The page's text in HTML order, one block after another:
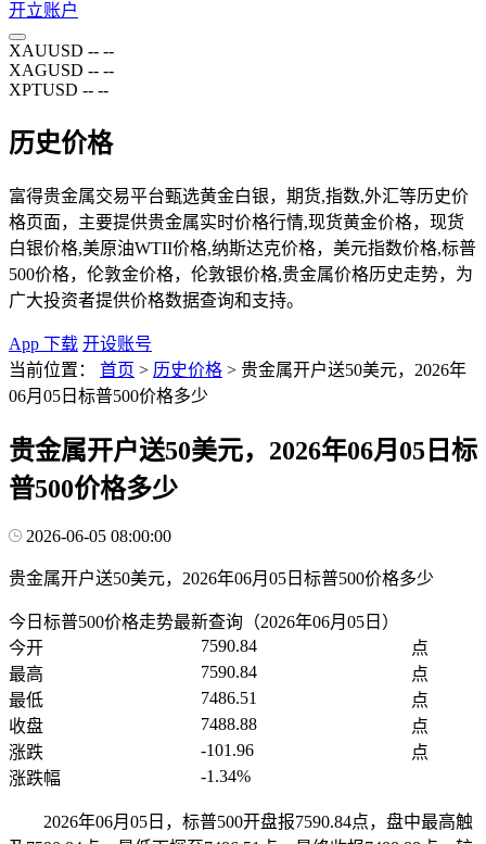
开立账户
XAUUSD -- --
XAGUSD -- --
XPTUSD -- --
历史价格
富得贵金属交易平台甄选黄金白银，期货,指数,外汇等历史价
格页面，主要提供贵金属实时价格行情,现货黄金价格，现货
白银价格,美原油WTII价格,纳斯达克价格，美元指数价格,标普
500价格，伦敦金价格，伦敦银价格,贵金属价格历史走势，为
广大投资者提供价格数据查询和支持。
App 下载 开设账号
当前位置：
首页 > 历史价格 > 贵金属开户送50美元，2026年
06月05日标普500价格多少
贵金属开户送50美元，2026年06月05日标
普500价格多少
2026-06-05 08:00:00
贵金属开户送50美元，2026年06月05日标普500价格多少
今日标普500价格走势最新查询（2026年06月05日）
今开
7590.84
点
最高
7590.84
点
最低
7486.51
点
收盘
7488.88
点
涨跌
-101.96
点
涨跌幅
-1.34%
2026年06月05日，标普500开盘报7590.84点，盘中最高触